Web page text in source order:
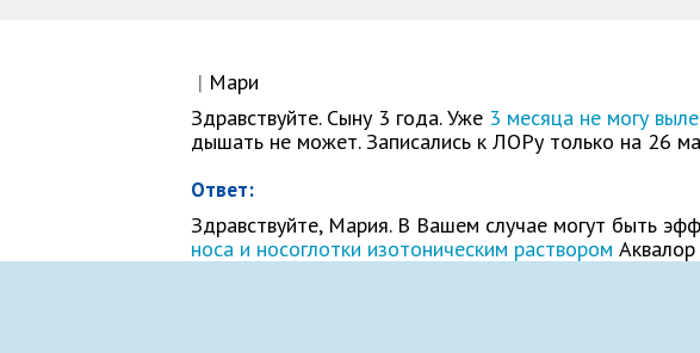
Как Вас зовут
| Мари
Здравствуйте. Сыну 3 года. Уже 3 месяца не могу
дышать не может. Записались к ЛОРу только на 26
Ответ:
Здравствуйте, Мария. В Вашем случае могут быть
носа и носоглотки изотоническим раствором Аквалор